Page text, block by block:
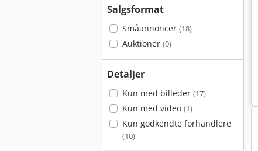
Salgsformat
Småannoncer (18)
Auktioner (0)
Detaljer
Kun med billeder (17)
Kun med video (1)
Kun godkendte forhandlere
(10)
Pedrazzoli